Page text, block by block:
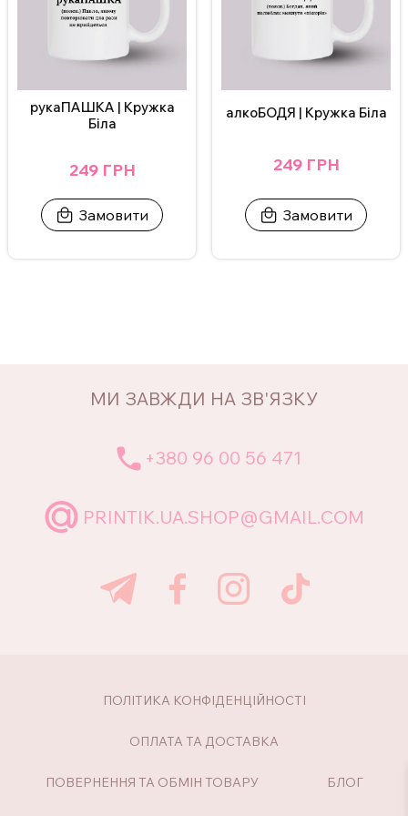
рукаПАШКА | Кружка
Біла
249 ГРН
Замовити
алкоБОДЯ | Кружка Біла
249 ГРН
Замовити
МИ ЗАВЖДИ НА ЗВ'ЯЗКУ
+380 96 00 56 471
PRINTIK.UA.SHOP@GMAIL.COM
ПОЛІТИКА КОНФІДЕНЦІЙНОСТІ
ОПЛАТА ТА ДОСТАВКА
ПОВЕРНЕННЯ ТА ОБМІН ТОВАРУ БЛОГ